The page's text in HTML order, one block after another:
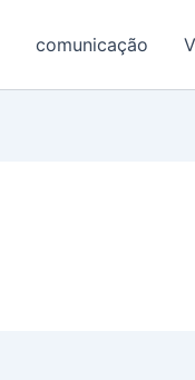
comunicação